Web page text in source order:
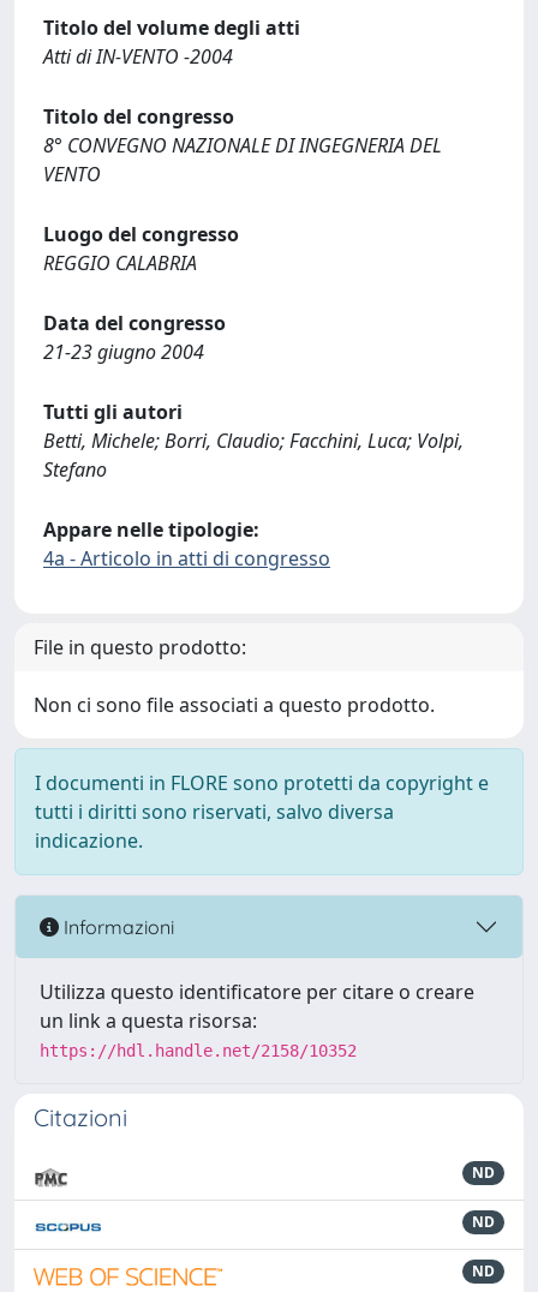
Titolo del volume degli atti
Atti di IN-VENTO -2004
Titolo del congresso
8° CONVEGNO NAZIONALE DI INGEGNERIA DEL
VENTO
Luogo del congresso
REGGIO CALABRIA
Data del congresso
21-23 giugno 2004
Tutti gli autori
Betti, Michele; Borri, Claudio; Facchini, Luca; Volpi,
Stefano
Appare nelle tipologie:
4a - Articolo in atti di congresso
File in questo prodotto:
Non ci sono file associati a questo prodotto.
I documenti in FLORE sono protetti da copyright e
tutti i diritti sono riservati, salvo diversa
indicazione.
Informazioni
Utilizza questo identificatore per citare o creare
un link a questa risorsa:
https://hdl.handle.net/2158/10352
Citazioni
ND
ND
ND